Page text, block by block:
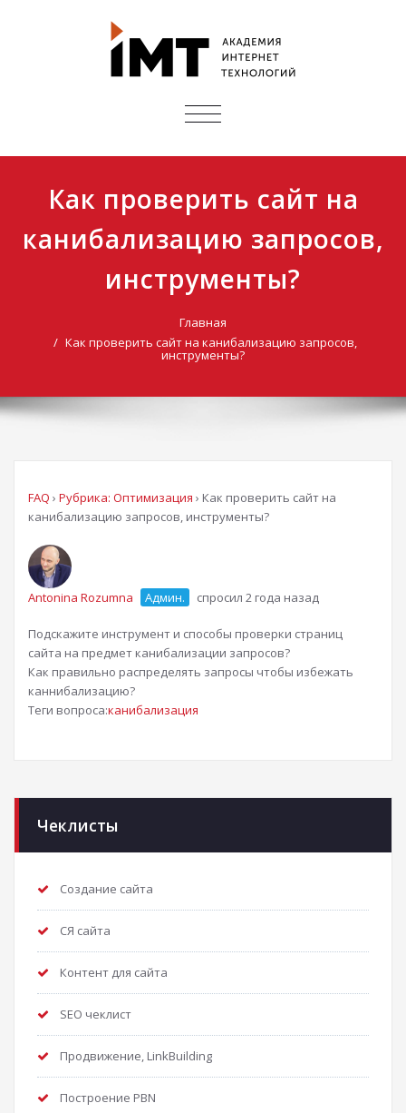
ПОКАЗАТЬ/
Как проверить сайт на
канибализацию запросов,
инструменты?
Главная
Как проверить сайт на канибализацию запросов,
инструменты?
FAQ › Рубрика: Оптимизация › Как проверить сайт на
канибализацию запросов, инструменты?
Antonina Rozumna Админ. спросил 2 года назад
Подскажите инструмент и способы проверки страниц
сайта на предмет канибализации запросов?
Как правильно распределять запросы чтобы избежать
каннибализацию?
Теги вопроса:канибализация
Чеклисты
Создание сайта
СЯ сайта
Контент для сайта
SEO чеклист
Продвижение, LinkBuilding
Построение PBN